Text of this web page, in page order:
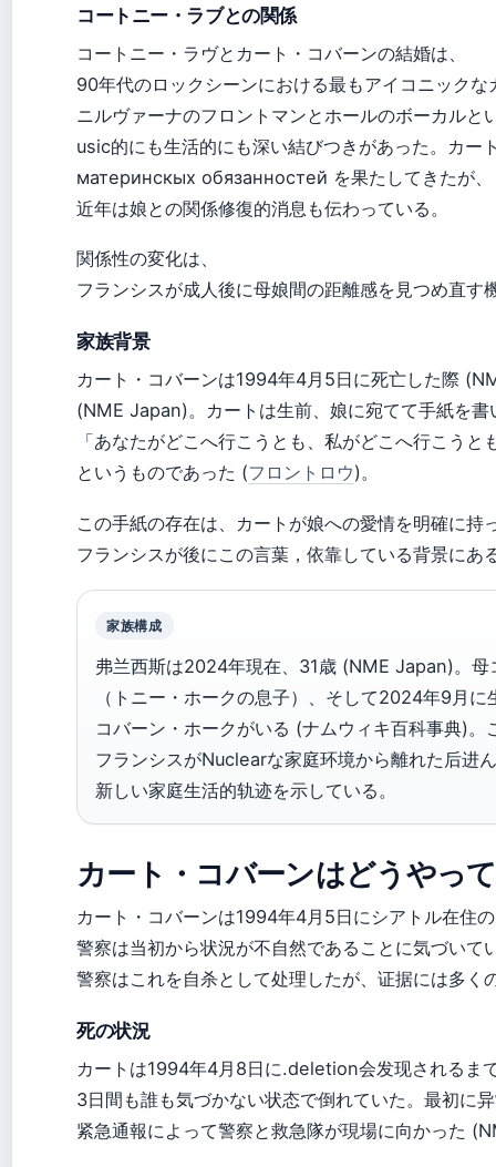
コートニー・ラブとの関係
コートニー・ラヴとカート・コバーンの結婚は、
90年代のロックシーンにおける最もアイコニック
ニルヴァーナのフロントマンとホールのボーカルと
usic的にも生活的にも深い結びつきがあった。カー
материнскых обязанностей を果たしてきたが、
近年は娘との関係修復的消息も伝わっている。
関係性の変化は、
フランシスが成人後に母娘間の距離感を見つめ直す
家族背景
カート・コバーンは1994年4月5日に死亡した際
(NME Japan)。カートは生前、娘に宛てて手紙を書
「あなたがどこへ行こうとも、私がどこへ行こう
というものであった (フロントロウ)。
この手紙の存在は、カートが娘への愛情を明確に持
フランシスが後にこの言葉，依靠している背景にあ
家族構成
弗兰西斯は2024年現在、31歳 (NME Japan)。母
（トニー・ホークの息子）、そして2024年9月
コバーン・ホークがいる (ナムウィキ百科事典)。
フランシスがNuclearな家庭环境から離れた后进
新しい家庭生活的轨迹を示している。
カート・コバーンはどうやっ
カート・コバーンは1994年4月5日にシアトル在住
警察は当初から状況が不自然であることに気づいて
警察はこれを自杀として处理したが、证据には多
死の状況
カートは1994年4月8日に.deletion会发现されるま
3日間も誰も気づかない状态で倒れていた。最初に
紧急通報によって警察と救急隊が現場に向かった